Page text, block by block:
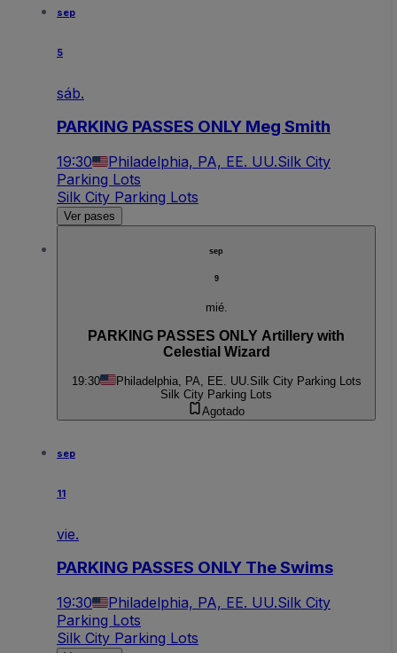
sep
5
sáb.
PARKING PASSES ONLY Meg Smith
19:30 Philadelphia, PA, EE. UU.Silk City
Parking Lots
Silk City Parking Lots
Ver pases
sep
9
mié.
PARKING PASSES ONLY Artillery with
Celestial Wizard
19:30 Philadelphia, PA, EE. UU. Silk City Parking Lots
Silk City Parking Lots
Agotado
sep
11
vie.
PARKING PASSES ONLY The Swims
19:30 Philadelphia, PA, EE. UU.Silk City
Parking Lots
Silk City Parking Lots